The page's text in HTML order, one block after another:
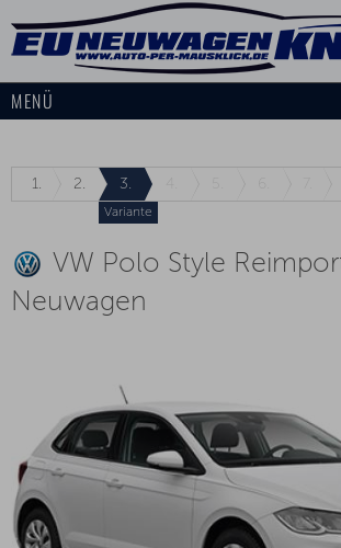
MENÜ
1. 2. 3.
Variante
VW Polo Style
Neuwagen